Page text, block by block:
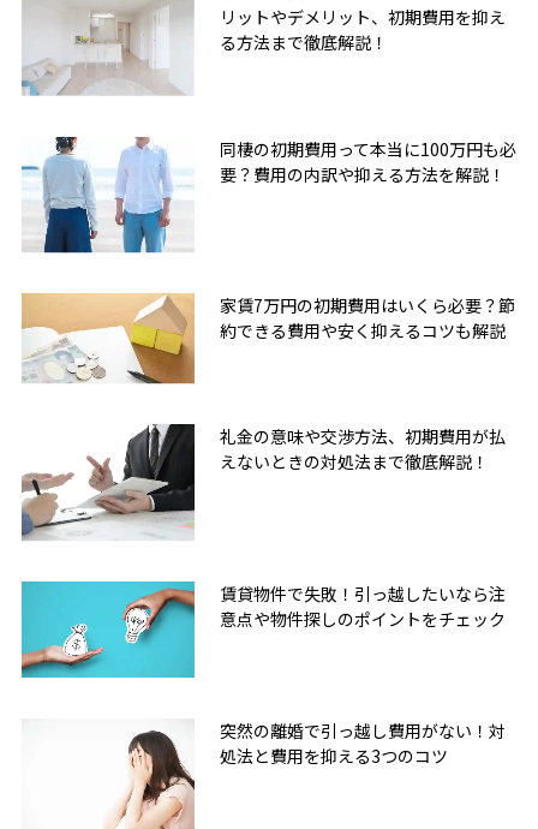
リットやデメリット、初期費用を抑え
る方法まで徹底解説！
同棲の初期費用って本当に100万円も必
要？費用の内訳や抑える方法を解説！
家賃7万円の初期費用はいくら必要？節
約できる費用や安く抑えるコツも解説
礼金の意味や交渉方法、初期費用が払
えないときの対処法まで徹底解説！
賃貸物件で失敗！引っ越したいなら注
意点や物件探しのポイントをチェック
突然の離婚で引っ越し費用がない！対
処法と費用を抑える3つのコツ